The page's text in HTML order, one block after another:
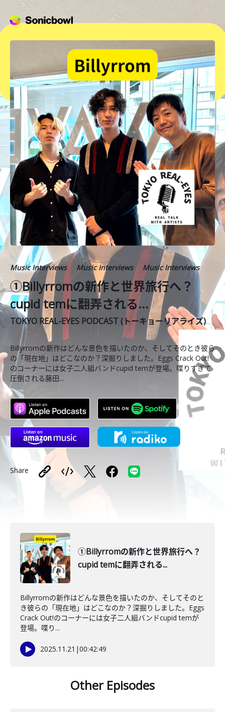
Music Interviews Music Interviews Music Interviews
①Billyrromの新作と世界旅行へ？
cupid temに翻弄される...
TOKYO REAL-EYES PODCAST (トーキョーリアライズ)
Billyrromの新作はどんな景色を描いたのか、そしてそのとき彼ら
の「現在地」はどこなのか？深掘りしました。Eggs Crack Out!
のコーナーには女子二人組バンドcupid temが登場。喋りすぎて
圧倒される藤田...
Share
①Billyrromの新作と世界旅行へ？
cupid temに翻弄される...
Billyrromの新作はどんな景色を描いたのか、そしてそのと
き彼らの「現在地」はどこなのか？深掘りしました。Eggs
Crack Out!のコーナーには女子二人組バンドcupid temが
登場。喋り...
2025.11.21 |00:42:49
Other Episodes